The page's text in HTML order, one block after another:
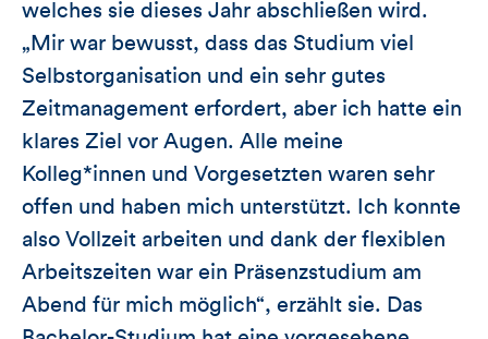
welches sie dieses Jahr abschließen wird.
„Mir war bewusst, dass das Studium viel
Selbstorganisation und ein sehr gutes
Zeitmanagement erfordert, aber ich hatte ein
klares Ziel vor Augen. Alle meine
Kolleg*innen und Vorgesetzten waren sehr
offen und haben mich unterstützt. Ich konnte
also Vollzeit arbeiten und dank der flexiblen
Arbeitszeiten war ein Präsenzstudium am
Abend für mich möglich“, erzählt sie. Das